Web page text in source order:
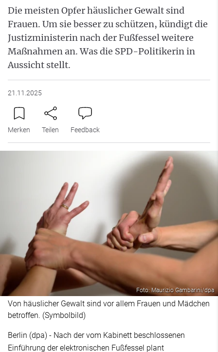
Die meisten Opfer häuslicher Gewalt sind
Frauen. Um sie besser zu schützen, kündigt die
Justizministerin nach der Fußfessel weitere
Maßnahmen an. Was die SPD-Politikerin in
Aussicht stellt.
21.11.2025
Merken Teilen Feedback
Foto: Maurizio Gambarini/dpa
Von häuslicher Gewalt sind vor allem Frauen und Mädchen
betroffen. (Symbolbild)
Berlin (dpa) - Nach der vom Kabinett beschlossenen
Einführung der elektronischen Fußfessel plant